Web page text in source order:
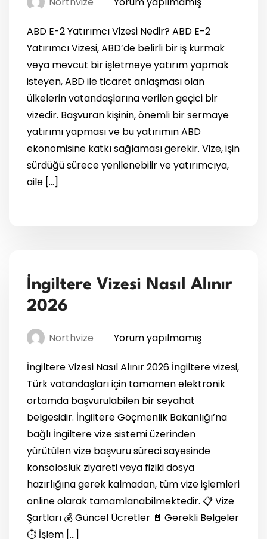
ABD E-2 Yatırımcı Vizesi Nedir? ABD E-2
Yatırımcı Vizesi, ABD’de belirli bir iş kurmak
veya mevcut bir işletmeye yatırım yapmak
isteyen, ABD ile ticaret anlaşması olan
ülkelerin vatandaşlarına verilen geçici bir
vizedir. Başvuran kişinin, önemli bir sermaye
yatırımı yapması ve bu yatırımın ABD
ekonomisine katkı sağlaması gerekir. Vize, işin
sürdüğü sürece yenilenebilir ve yatırımcıya,
aile […]
İngiltere Vizesi Nasıl Alınır
2026
Northvize Yorum yapılmamış
İngiltere Vizesi Nasıl Alınır 2026 İngiltere vizesi,
Türk vatandaşları için tamamen elektronik
ortamda başvurulabilen bir seyahat
belgesidir. İngiltere Göçmenlik Bakanlığı’na
bağlı İngiltere vize sistemi üzerinden
yürütülen vize başvuru süreci sayesinde
konsolosluk ziyareti veya fiziki dosya
hazırlığına gerek kalmadan, tüm vize işlemleri
online olarak tamamlanabilmektedir. 📋 Vize
Şartları 💰 Güncel Ücretler 📄 Gerekli Belgeler
⏱️ İşlem […]